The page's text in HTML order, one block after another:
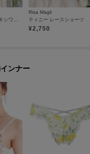
ティニー カップ付マキシワンピース
Risa Magli
ティニー レースショーツ
¥2,750
ンナー